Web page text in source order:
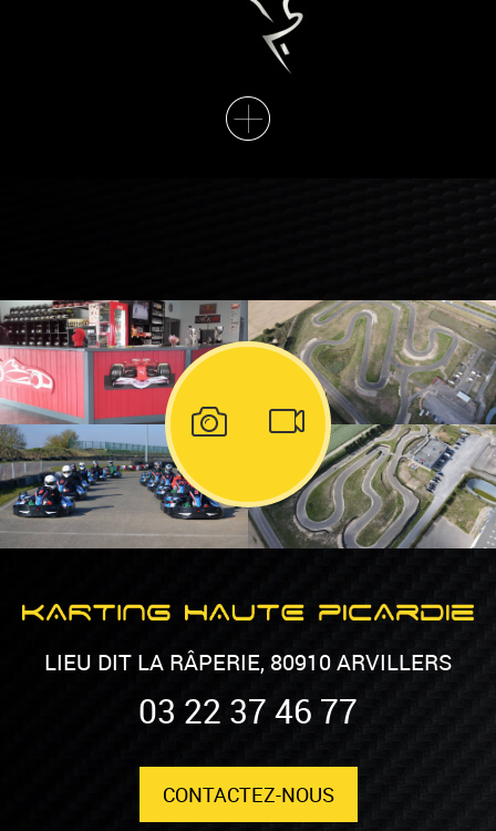
LIEU DIT LA RÂPERIE, 80910 ARVILLERS
03 22 37 46 77
CONTACTEZ-NOUS